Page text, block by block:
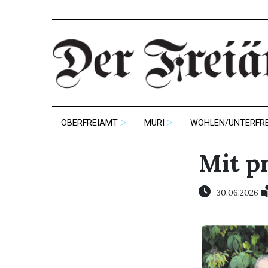
OBERFREIAMT MURI WOHLEN/
Mit
30.06.2026